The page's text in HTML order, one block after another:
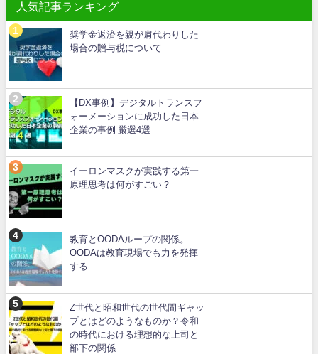
人気記事ランキング
奨学金返済を親が肩代わりした
場合の贈与税について
【DX事例】デジタルトランスフ
ォーメーションに成功した日本
企業の事例 厳選4選
イーロンマスクが実践する第一
原理思考は何がすごい？
教育とOODAループの関係。
OODAは教育現場でも力を発揮
する
Z世代と昭和世代の世代間ギャッ
プとはどのようなものか？令和
の時代における理想的な上司と
部下の関係